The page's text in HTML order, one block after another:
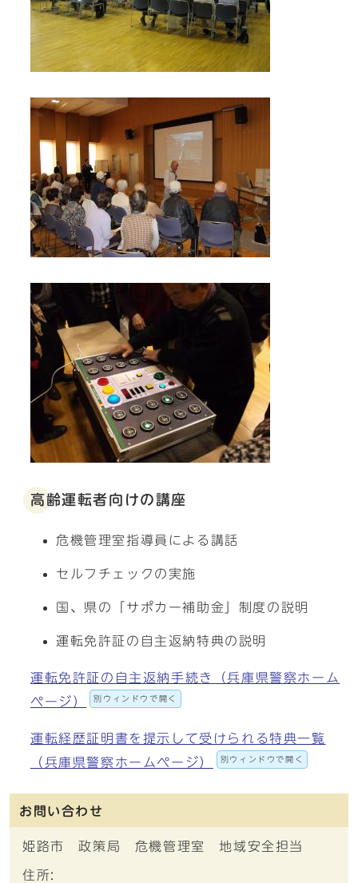
高齢運転者向けの講座
危機管理室指導員による講話
セルフチェックの実施
国、県の「サポカー補助金」制度の説明
運転免許証の自主返納特典の説明
運転免許証の自主返納手続き（兵庫県警察ホーム
ページ）
別ウィンドウで開く
運転経歴証明書を提示して受けられる特典一覧
（兵庫県警察ホームページ）
別ウィンドウで開く
お問い合わせ
姫路市 政策局 危機管理室 地域安全担当
住所: